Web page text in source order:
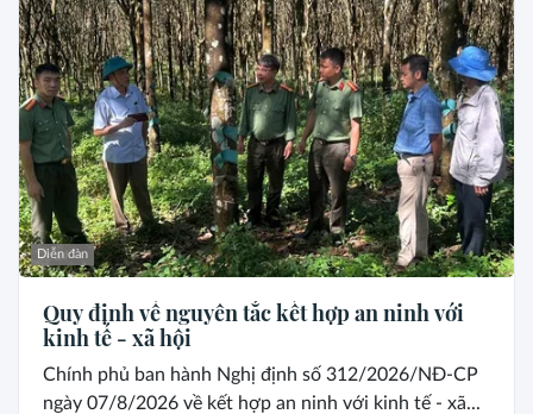
Diễn đàn
Quy định về nguyên tắc kết hợp an ninh với
kinh tế - xã hội
Chính phủ ban hành Nghị định số 312/2026/NĐ-CP
ngày 07/8/2026 về kết hợp an ninh với kinh tế - xã...